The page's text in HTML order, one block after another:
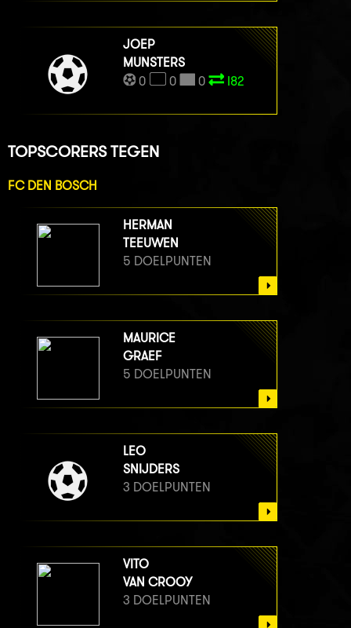
JOEP
MUNSTERS
0
0 0 I82
TOPSCORERS TEGEN
FC DEN BOSCH
HERMAN
TEEUWEN
5 DOELPUNTEN
MAURICE
GRAEF
5 DOELPUNTEN
LEO
SNIJDERS
3 DOELPUNTEN
VITO
VAN CROOY
3 DOELPUNTEN